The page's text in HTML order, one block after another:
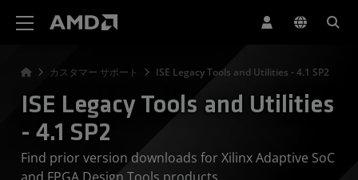
カスタマー サポート ISE Legacy Tools and Utilities - 4.1 SP2
ISE Legacy Tools and Utilities
- 4.1 SP2
Find prior version downloads for Xilinx Adaptive SoC